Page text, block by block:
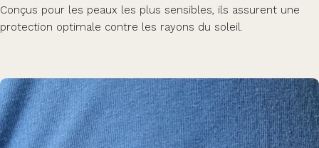
Conçus pour les peaux les plus sensibles, ils assurent une
protection optimale contre les rayons du soleil.